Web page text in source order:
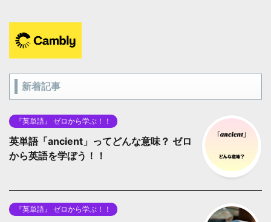
新着記事
『英単語』 ゼロから学ぶ！！
英単語「ancient」ってどんな意味？ ゼロ
から英語を学ぼう！！
『英単語』 ゼロから学ぶ！！